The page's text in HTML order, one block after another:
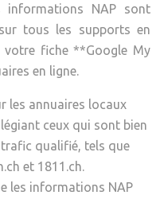
informations NAP sont
tous les supports en
votre fiche **Google My
en ligne.
les annuaires locaux
ceux qui sont bien
qualifié, tels que
et 1811.ch.
les informations NAP